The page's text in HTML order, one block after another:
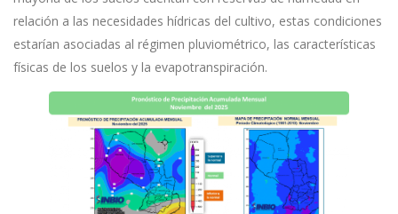
relación a las necesidades hídricas del cultivo, estas condiciones
estarían asociadas al régimen pluviométrico, las características
físicas de los suelos y la evapotranspiración.